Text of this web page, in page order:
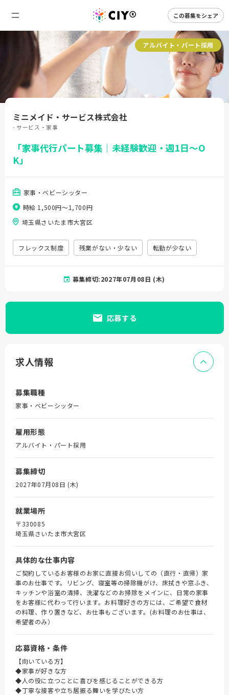
この募集をシェア
アルバイト・パート採用
ミニメイド・サービス株式会社
- サービス・家事
「家事代行パート募集｜未経験歓迎・週1日～O
K」
家事・ベビーシッター
時給 1,500円〜1,700円
埼玉県さいたま市大宮区
フレックス制度 残業がない・少ない 転勤が少ない
募集締切:2027年07月08日 (木)
応募する
求人情報
募集職種
家事・ベビーシッター
雇用形態
アルバイト・パート採用
募集締切
2027年07月08日 (木)
就業場所
〒330085
埼玉県さいたま市大宮区
具体的な仕事内容
ご契約しているお客様のお家に直接お伺いしての（直行・直帰）家
事のお仕事です。リビング、寝室等の掃除機がけ、床拭きや窓ふき、
キッチンや浴室の清掃、洗濯などのお掃除をメインに、日常の家事
をお客様に代わって行います。お料理好きの方には、ご希望で食材
の料理、作り置きなど、お仕事もございます。(お料理のお仕事は、
希望者のみ）
応募資格・条件
【向いている方】
◆家事が好きな方
◆人の役に立つことに喜びを感じることができる方
◆丁寧な接客や立ち居振る舞いを学びたい方